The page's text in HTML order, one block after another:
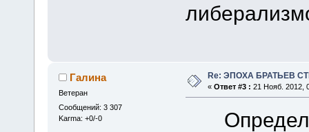
Галина
Ветеран
Сообщений: 3 307
Karma: +0/-0
Re: ЭПОХА БРАТЬЕВ
« Ответ #3 : 21 Нояб. 2012,